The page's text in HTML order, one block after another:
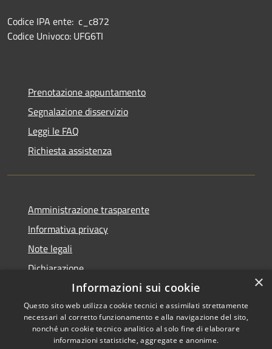
Codice IPA ente: c_c872
Codice Univoco: UFG6TI
Prenotazione appuntamento
Segnalazione disservizio
Leggi le FAQ
Richiesta assistenza
Amministrazione trasparente
Informativa privacy
Note legali
Dichiarazione
di accessibilità
Copyright © 2026 • Comune di
×
Informazioni sui cookie
Questo sito web utilizza cookie tecnici e assimilati strettamente
necessari al corretto funzionamento e alla navigazione del sito,
nonché un cookie tecnico analitico al solo fine di elaborare
informazioni statistiche, aggregate e anonime.